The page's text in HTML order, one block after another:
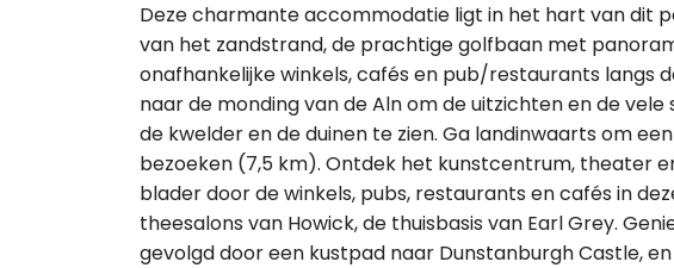
Deze charmante accommodatie ligt in het hart van dit
van het zandstrand, de prachtige golfbaan met
onafhankelijke winkels, cafés en pub/restaurants langs
naar de monding van de Aln om de uitzichten en de
de kwelder en de duinen te zien. Ga landinwaarts om
bezoeken (7,5 km). Ontdek het kunstcentrum, theater
blader door de winkels, pubs, restaurants en cafés in
theesalons van Howick, de thuisbasis van Earl Grey.
gevolgd door een kustpad naar Dunstanburgh Castle,